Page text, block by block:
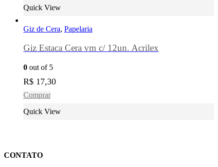
Quick View
Giz de Cera, Papelaria
Giz Estaca Cera vm c/ 12un. Acrilex
0 out of 5
R$ 17,30
Comprar
Quick View
CONTATO